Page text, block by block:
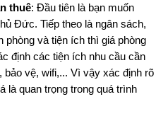
thuê: Đầu tiên là bạn muốn
Đức. Tiếp theo là ngân sách,
và tiện ích thì giá phòng
định các tiện ích nhu cầu cần
vệ, wifi,... Vì vậy xác định rõ
là quan trọng trong quá trình